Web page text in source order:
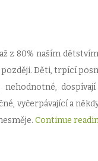
z 80% naším
Děti, trpící
vyčerpávající a
Continue